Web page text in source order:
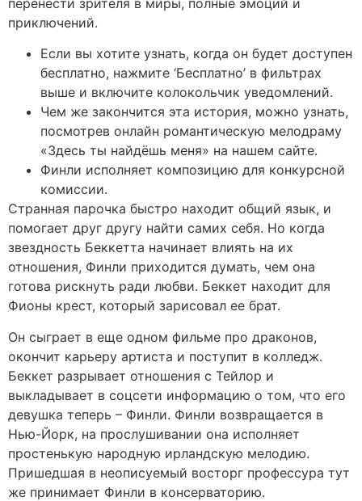
перенести зрителя в миры, полные эмоций и
приключений.
Если вы хотите узнать, когда он будет доступен
бесплатно, нажмите ‘Бесплатно’ в фильтрах
выше и включите колокольчик уведомлений.
Чем же закончится эта история, можно узнать,
посмотрев онлайн романтическую мелодраму
«Здесь ты найдёшь меня» на нашем сайте.
Финли исполняет композицию для конкурсной
комиссии.
Странная парочка быстро находит общий язык, и
помогает друг другу найти самих себя. Но когда
звездность Беккетта начинает влиять на их
отношения, Финли приходится думать, чем она
готова рискнуть ради любви. Беккет находит для
Фионы крест, который зарисовал ее брат.
Он сыграет в еще одном фильме про драконов,
окончит карьеру артиста и поступит в колледж.
Беккет разрывает отношения с Тейлор и
выкладывает в соцсети информацию о том, что его
девушка теперь – Финли. Финли возвращается в
Нью-Йорк, на прослушивании она исполняет
простенькую народную ирландскую мелодию.
Пришедшая в неописуемый восторг профессура тут
же принимает Финли в консерваторию.